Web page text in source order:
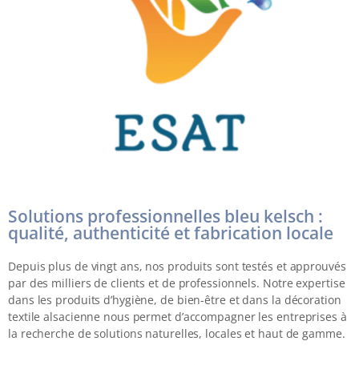
Solutions professionnelles bleu kelsch :
qualité, authenticité et fabrication locale
Depuis plus de vingt ans, nos produits sont testés et approuvés
par des milliers de clients et de professionnels. Notre expertise
dans les produits d’hygiène, de bien-être et dans la décoration
textile alsacienne nous permet d’accompagner les entreprises à
la recherche de solutions naturelles, locales et haut de gamme.